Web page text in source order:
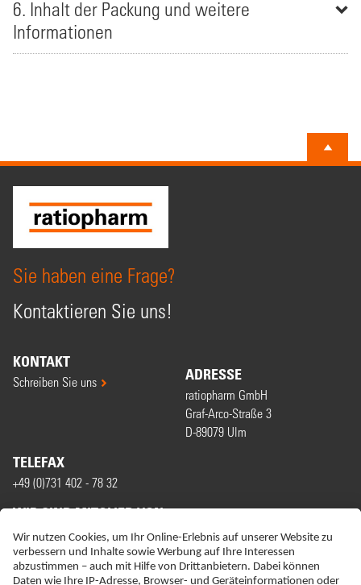
6. Inhalt der Packung und weitere
Informationen
Sie haben eine Frage?
Kontaktieren Sie uns!
KONTAKT
Schreiben Sie uns ADRESSE
ratiopharm GmbH
Graf-Arco-Straße 3
D-89079 Ulm
TELEFAX
+49 (0)731 402 - 78 32
WIR SIND MITGLIED VON